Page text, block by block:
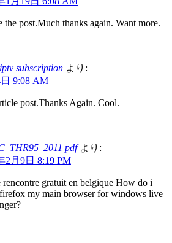
the post.Much thanks again. Want more.
subscription より:
9:08 AM
post.Thanks Again. Cool.
pdf より:
2月9日 8:19 PM
rencontre gratuit en belgique How do i
my main browser for windows live